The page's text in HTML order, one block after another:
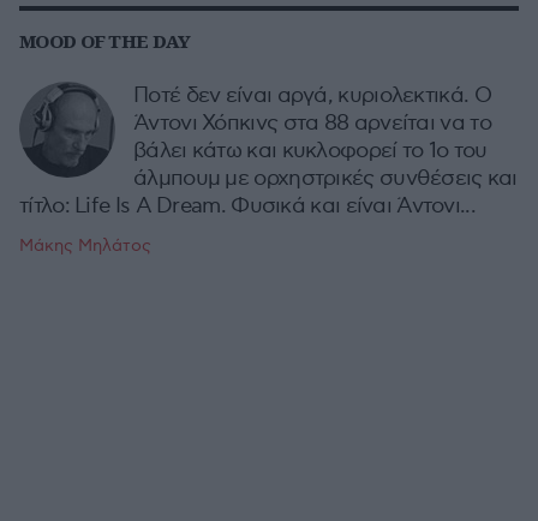
MOOD OF THE DAY
Ποτέ δεν είναι αργά, κυριολεκτικά. Ο
Άντονι Χόπκινς στα 88 αρνείται να το
βάλει κάτω και κυκλοφορεί το 1ο του
άλμπουμ με ορχηστρικές συνθέσεις και
τίτλο: Life Is A Dream. Φυσικά και είναι Άντονι...
Μάκης Μηλάτος